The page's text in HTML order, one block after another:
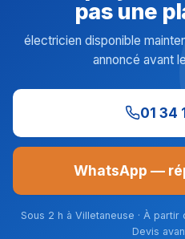
pas une
électricien disponible
annoncé avant
01 34
WhatsApp —
Sous 2 h à Villetaneuse · À partir
Devis